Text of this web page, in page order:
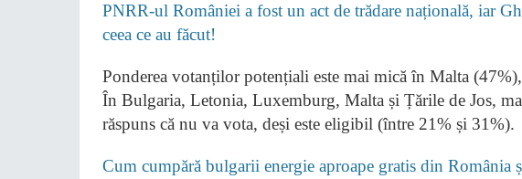
PNRR-ul României a fost un act de trădare națională, iar
ceea ce au făcut!
Ponderea votanților potențiali este mai mică în Malta
În Bulgaria, Letonia, Luxemburg, Malta și Țările de Jos,
răspuns că nu va vota, deși este eligibil (între 21% și 31%).
Cum cumpără bulgarii energie aproape gratis din România